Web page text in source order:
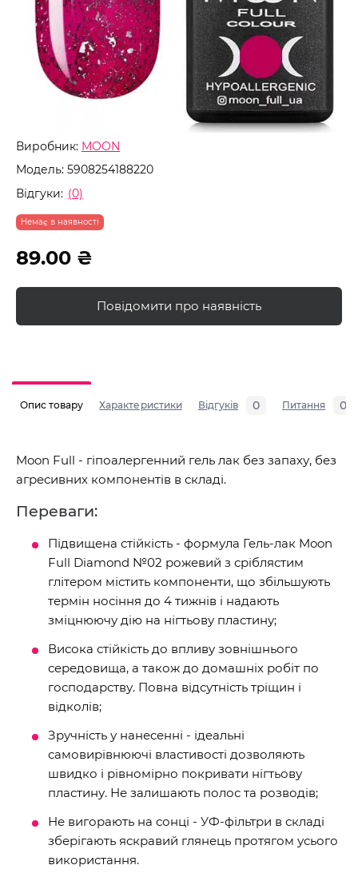
Виробник: MOON
Модель: 5908254188220
Відгуки: (0)
Немає в наявності
89.00 ₴
Повідомити про наявність
Опис товару Характеристики Відгуків 0 Питання 0
Moon Full - гіпоалергенний гель лак без запаху, без
агресивних компонентів в складі.
Переваги:
Підвищена стійкість - формула Гель-лак Moon
Full Diamond №02 рожевий з сріблястим
глітером містить компоненти, що збільшують
термін носіння до 4 тижнів і надають
зміцнюючу дію на нігтьову пластину;
Висока стійкість до впливу зовнішнього
середовища, а також до домашніх робіт по
господарству. Повна відсутність тріщин і
відколів;
Зручність у нанесенні - ідеальні
самовирівнюючі властивості дозволяють
швидко і рівномірно покривати нігтьову
пластину. Не залишають полос та розводів;
Не вигорають на сонці - УФ-фільтри в складі
зберігають яскравий глянець протягом усього
використання.